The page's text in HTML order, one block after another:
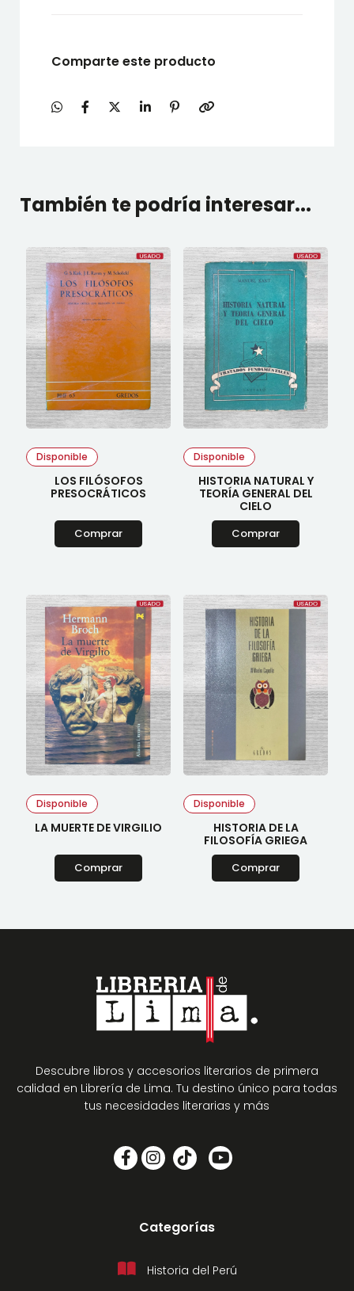
Comparte este producto
También te podría interesar...
Disponible
LOS FILÓSOFOS
PRESOCRÁTICOS
Comprar
Disponible
HISTORIA NATURAL Y
TEORÍA GENERAL DEL
CIELO
Comprar
Disponible
LA MUERTE DE VIRGILIO
Comprar
Disponible
HISTORIA DE LA
FILOSOFÍA GRIEGA
Comprar
Descubre libros y accesorios literarios de primera
calidad en Librería de Lima. Tu destino único para todas
tus necesidades literarias y más
Categorías
Historia del Perú